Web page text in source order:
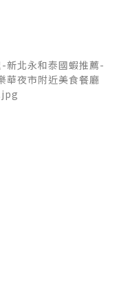
新北永和泰國蝦推薦-
華夜市附近美食餐廳